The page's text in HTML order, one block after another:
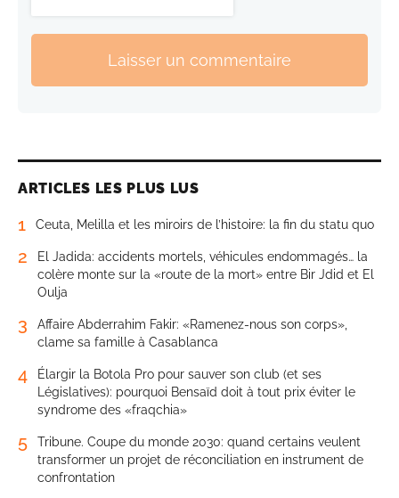
Laisser un commentaire
ARTICLES LES PLUS LUS
1 Ceuta, Melilla et les miroirs de l’histoire: la fin du statu quo
2
El Jadida: accidents mortels, véhicules endommagés… la
colère monte sur la «route de la mort» entre Bir Jdid et El
Oulja
3
Affaire Abderrahim Fakir: «Ramenez-nous son corps»,
clame sa famille à Casablanca
4
Élargir la Botola Pro pour sauver son club (et ses
Législatives): pourquoi Bensaïd doit à tout prix éviter le
syndrome des «fraqchia»
5
Tribune. Coupe du monde 2030: quand certains veulent
transformer un projet de réconciliation en instrument de
confrontation